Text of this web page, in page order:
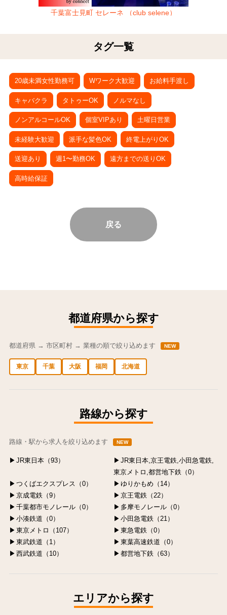
千葉富士見町 セレーネ （club selene）
タグ一覧
20歳未満女性勤務可 Wワーク大歓迎 お給料手渡し
キャバクラ タトゥーOK ノルマなし
ノンアルコールOK 個室VIPあり 土曜日営業
未経験大歓迎 派手な髪色OK 終電上がりOK
送迎あり 週1〜勤務OK 遠方までの送りOK
高時給保証
戻る
都道府県から探す
都道府県 → 市区町村 → 業種の順で絞り込めます NEW
東京 千葉 大阪 福岡 北海道
路線から探す
路線・駅から求人を絞り込めます NEW
JR東日本（93）
JR東日本,京王電鉄,小田急電鉄,
東京メトロ,都営地下鉄（0）
つくばエクスプレス（0）
ゆりかもめ（14）
京成電鉄（9）
京王電鉄（22）
千葉都市モノレール（0）
多摩モノレール（0）
小湊鉄道（0）
小田急電鉄（21）
東京メトロ（107）
東急電鉄（0）
東武鉄道（1）
東葉高速鉄道（0）
西武鉄道（10）
都営地下鉄（63）
エリアから探す